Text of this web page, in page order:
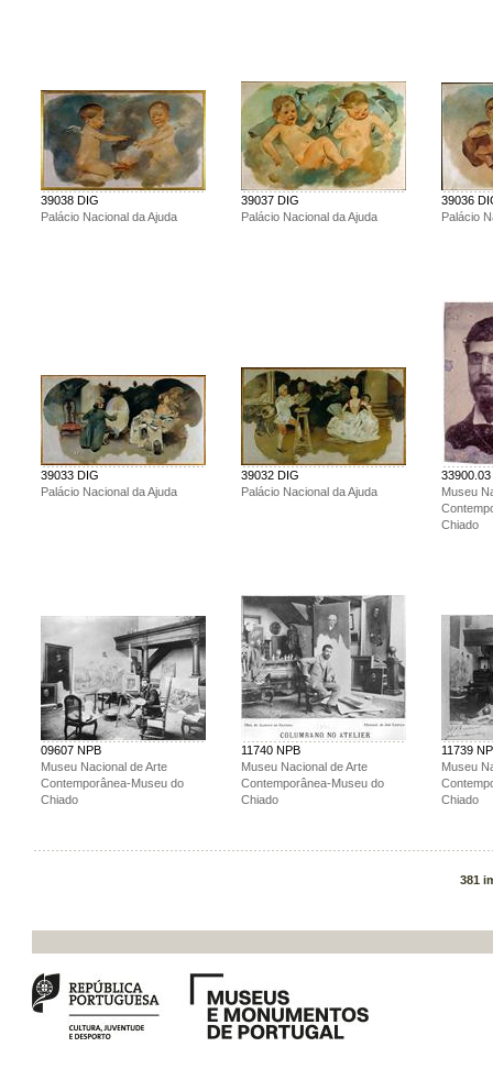
39038 DIG
Palácio Nacional da Ajuda
39037 DIG
Palácio Nacional da Ajuda
39036
Palácio
39033 DIG
Palácio Nacional da Ajuda
39032 DIG
Palácio Nacional da Ajuda
Museu
Chiado
09607 NPB
Museu Nacional de Arte
Contemporânea-Museu do
Chiado
11740 NPB
Museu Nacional de Arte
Contemporânea-Museu do
Chiado
11739
Museu
Chiado
381